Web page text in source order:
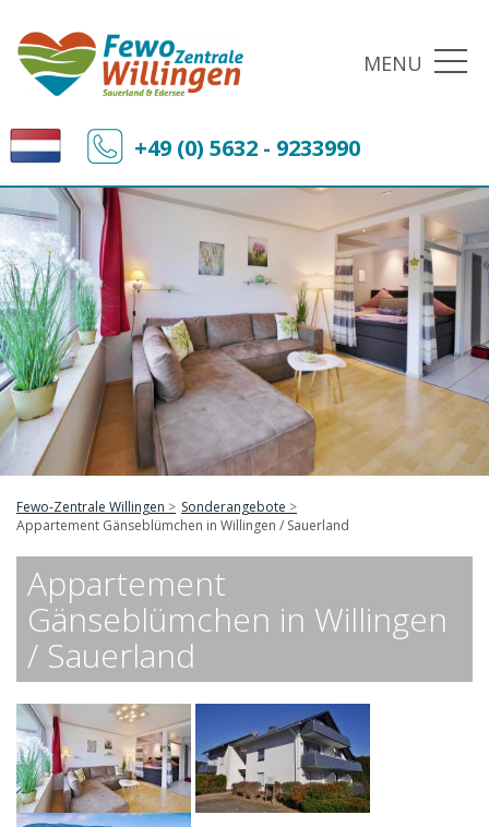
MENU
+49 (0) 5632 - 9233990
Fewo-Zentrale Willingen
Sonderangebote
Appartement Gänseblümchen in Willingen / Sauerland
Appartement
Gänseblümchen in Willingen
/ Sauerland